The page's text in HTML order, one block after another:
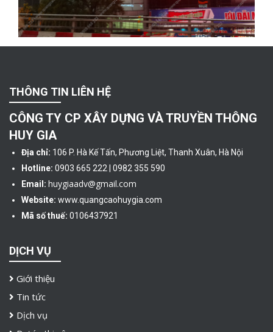
THÔNG TIN LIÊN HỆ
CÔNG TY CP XÂY DỰNG VÀ TRUYỀN THÔNG
HUY GIA
Địa chỉ: 106 P. Hà Kế Tấn, Phương Liệt, Thanh Xuân, Hà Nội
Hotline: 0903 665 222 | 0982 355 590
Email: huygiaadv@gmail.com
Website: www.quangcaohuygia.com
Mã số thuế: 0106437921
DỊCH VỤ
Giới thiệu
Tin tức
Dịch vụ